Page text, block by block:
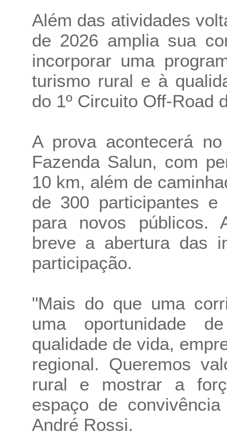
Além das atividades
de 2026 amplia sua
incorporar uma
turismo rural e à
do 1º Circuito Off-Road
A prova acontecerá
Fazenda Salun, com
10 km, além de
de 300 participantes
para novos públicos.
breve a abertura das
participação.
"Mais do que uma
uma oportunidade
qualidade de vida,
regional. Queremos
rural e mostrar a
espaço de
André Rossi.